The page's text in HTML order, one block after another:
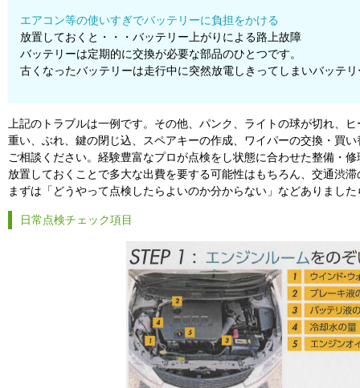
エアコン等の使いすぎでバッテリーに負担をかける
放置しておくと・・・バッテリー上がりによる路上故障
バッテリーは定期的に交換が必要な部品のひとつです。
古くなったバッテリーは走行中に突然放電しきってしまいバッテ
上記のトラブルは一例です。その他、パンク、ライトの球が切れ、
重い、ぶれ、鍵の閉じ込、スペアキーの作成、ワイパーの交換・買
ご相談ください。経験豊富なプロが点検をし状態に合わせた整備・
放置しておくことで多大な出費を要する可能性はもちろん、交通渋
まずは「どうやって点検したらよいのか分からない」などありまし
日常点検チェック項目